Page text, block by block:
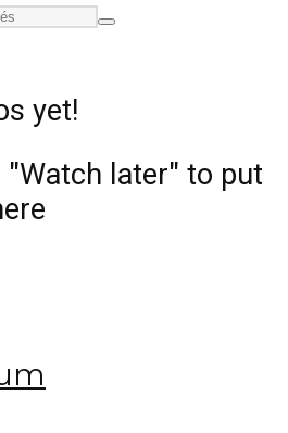
yet!
"Watch later" to put